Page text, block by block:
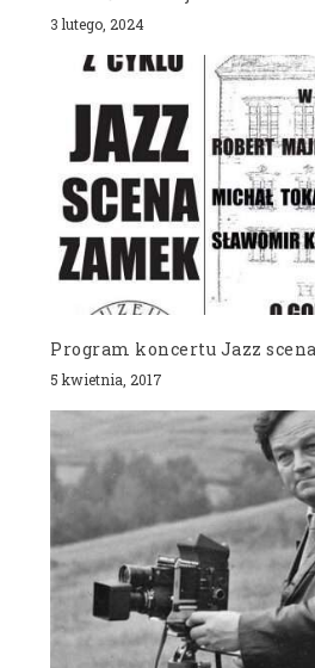
3 lutego, 2024
Program koncertu Jazz
5 kwietnia, 2017